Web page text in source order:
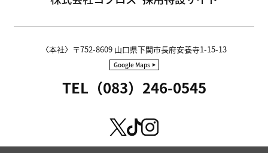
〈本社〉〒752-8609 山口県下関市長府安養寺1-15-13
Google Maps
TEL（083）246-0545